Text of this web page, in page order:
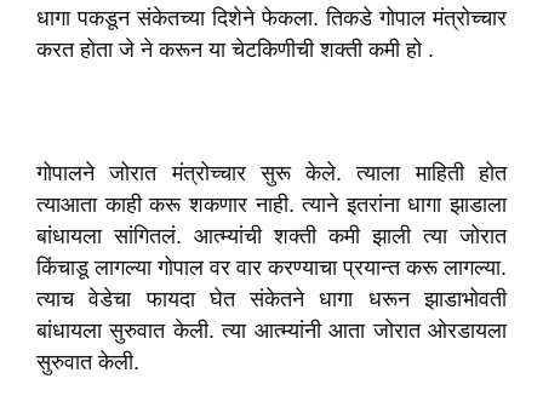
धागा पकडून संकेतच्या दिशेने फेकला. तिकडे गोपाल मंत्रोच्चार
करत होता जे ने करून या चेटकिणीची शक्ती कमी हो .
गोपालने जोरात मंत्रोच्चार सुरू केले. त्याला माहिती होत
त्याआता काही करू शकणार नाही. त्याने इतरांना धागा झाडाला
बांधायला सांगितलं. आत्म्यांची शक्ती कमी झाली त्या जोरात
किंचाडू लागल्या गोपाल वर वार करण्याचा प्रयान्त करू लागल्या.
त्याच वेडेचा फायदा घेत संकेतने धागा धरून झाडाभोवती
बांधायला सुरुवात केली. त्या आत्म्यांनी आता जोरात ओरडायला
सुरुवात केली.